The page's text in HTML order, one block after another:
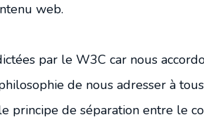
Revue de
web.
par le W3C car nous
de nous adresser à
principe de séparation entre le